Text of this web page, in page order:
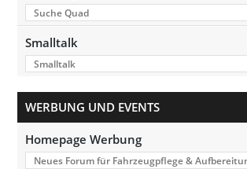
Suche Quad
Smalltalk
Smalltalk
WERBUNG UND EVENTS
Homepage Werbung
Neues Forum für Fahrzeugpflege &